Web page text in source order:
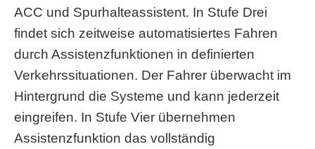
ACC und Spurhalteassistent. In Stufe Drei
findet sich zeitweise automatisiertes Fahren
durch Assistenzfunktionen in definierten
Verkehrssituationen. Der Fahrer überwacht im
Hintergrund die Systeme und kann jederzeit
eingreifen. In Stufe Vier übernehmen
Assistenzfunktion das vollständig